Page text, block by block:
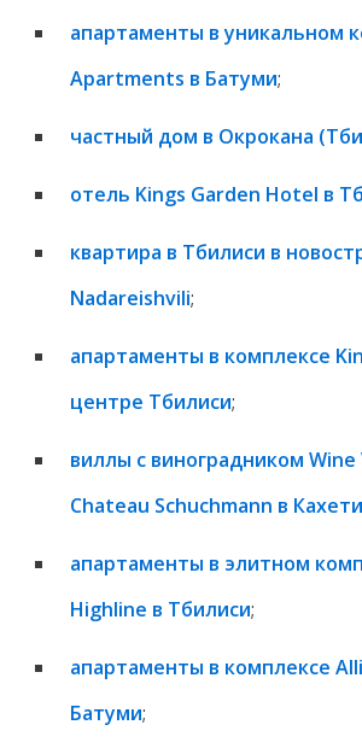
апартаменты в уникальном
Apartments в Батуми;
частный дом в Окрокана
отель Kings Garden Hotel в
квартира в Тбилиси в
Nadareishvili;
апартаменты в комплексе
центре Тбилиси;
виллы с виноградником Wine
Chateau Schuchmann в
апартаменты в элитном
Highline в Тбилиси;
апартаменты в комплексе
Батуми;